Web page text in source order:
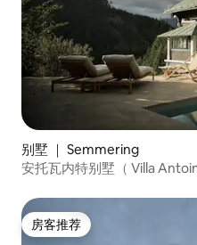
别墅 ｜ Semmering
安托瓦内特别墅（ Villa
房客推荐
房客推荐